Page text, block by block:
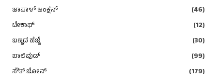
ಜಾಪಾಳ್ ಜಂಕ್ಷನ್
(46)
ಟೇಕಾಫ್
(12)
ಬಣ್ಣದ ಹೆಜ್ಜೆ
(30)
ಬಾಲಿವುಡ್
(99)
ಸೌತ್ ಜೋನ್
(179)